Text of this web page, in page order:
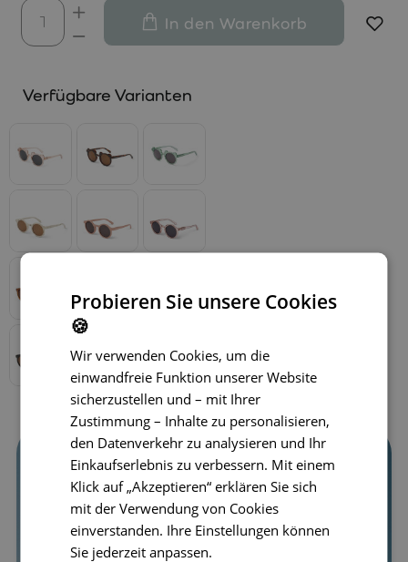
In den Warenkorb
Verfügbare Varianten
Probieren Sie unsere Cookies
🍪
Wir verwenden Cookies, um die
einwandfreie Funktion unserer Website
sicherzustellen und – mit Ihrer
Zustimmung – Inhalte zu personalisieren,
den Datenverkehr zu analysieren und Ihr
Einkaufserlebnis zu verbessern. Mit einem
Klick auf „Akzeptieren“ erklären Sie sich
mit der Verwendung von Cookies
einverstanden. Ihre Einstellungen können
Sie jederzeit anpassen.